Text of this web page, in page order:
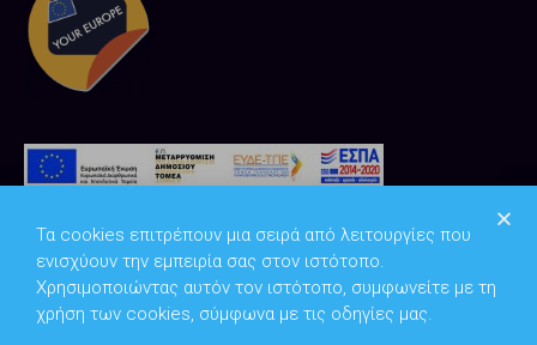
Τα cookies επιτρέπουν μια σειρά από λειτουργίες που
ενισχύουν την εμπειρία σας στον ιστότοπο.
Χρησιμοποιώντας αυτόν τον ιστότοπο, συμφωνείτε με τη
χρήση των cookies, σύμφωνα με τις οδηγίες μας.